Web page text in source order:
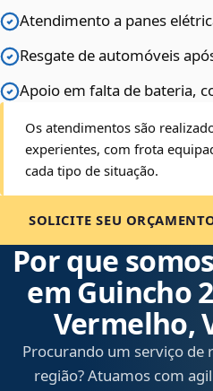
Atendimento a panes
Resgate de automóveis
Apoio em falta de bateria,
Os atendimentos são
experientes, com frota
cada tipo de situação.
SOLICITE SEU
Por que
em Guincho
Vermelho,
Procurando um serviço de
região? Atuamos com